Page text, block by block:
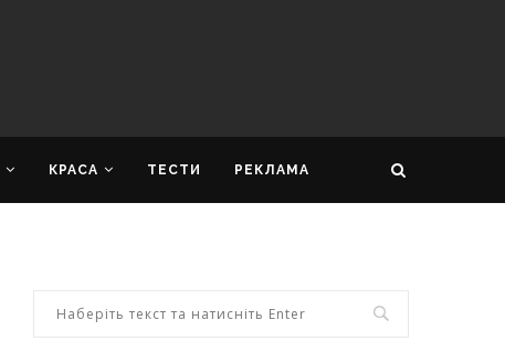
КРАСА ТЕСТИ РЕКЛАМА